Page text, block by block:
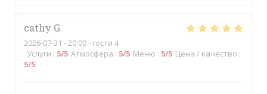
cathy G
2026-07-31 - 20:00 - гости 4
Услуги : 5/5 Атмосфера : 5/5 Меню : 5/5 Цена / качество :
5/5